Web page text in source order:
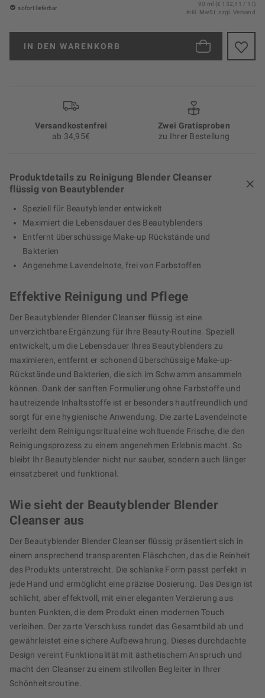
sofort lieferbar
90 ml (€ 132,11 / 1 l)
inkl. MwSt.zzgl. Versand
IN DEN WARENKORB
Versand­kosten­frei
ab 34,95€
Zwei Gratisproben
zu Ihrer Bestellung
Produktdetails zu Reinigung Blender Cleanser
flüssig von Beautyblender
Speziell für Beautyblender entwickelt
Maximiert die Lebensdauer des Beautyblenders
Entfernt überschüssige Make-up Rückstände und
Bakterien
Angenehme Lavendelnote, frei von Farbstoffen
Effektive Reinigung und Pflege
Der Beautyblender Blender Cleanser flüssig ist eine
unverzichtbare Ergänzung für Ihre Beauty-Routine. Speziell
entwickelt, um die Lebensdauer Ihres Beautyblenders zu
maximieren, entfernt er schonend überschüssige Make-up-
Rückstände und Bakterien, die sich im Schwamm ansammeln
können. Dank der sanften Formulierung ohne Farbstoffe und
hautreizende Inhaltsstoffe ist er besonders hautfreundlich und
sorgt für eine hygienische Anwendung. Die zarte Lavendelnote
verleiht dem Reinigungsritual eine wohltuende Frische, die den
Reinigungsprozess zu einem angenehmen Erlebnis macht. So
bleibt Ihr Beautyblender nicht nur sauber, sondern auch länger
einsatzbereit und funktional.
Wie sieht der Beautyblender Blender
Cleanser aus
Der Beautyblender Blender Cleanser flüssig präsentiert sich in
einem ansprechend transparenten Fläschchen, das die Reinheit
des Produkts unterstreicht. Die schlanke Form passt perfekt in
jede Hand und ermöglicht eine präzise Dosierung. Das Design ist
schlicht, aber effektvoll, mit einer eleganten Verzierung aus
bunten Punkten, die dem Produkt einen modernen Touch
verleihen. Der zarte Verschluss rundet das Gesamtbild ab und
gewährleistet eine sichere Aufbewahrung. Dieses durchdachte
Design vereint Funktionalität mit ästhetischem Anspruch und
macht den Cleanser zu einem stilvollen Begleiter in Ihrer
Schönheitsroutine.